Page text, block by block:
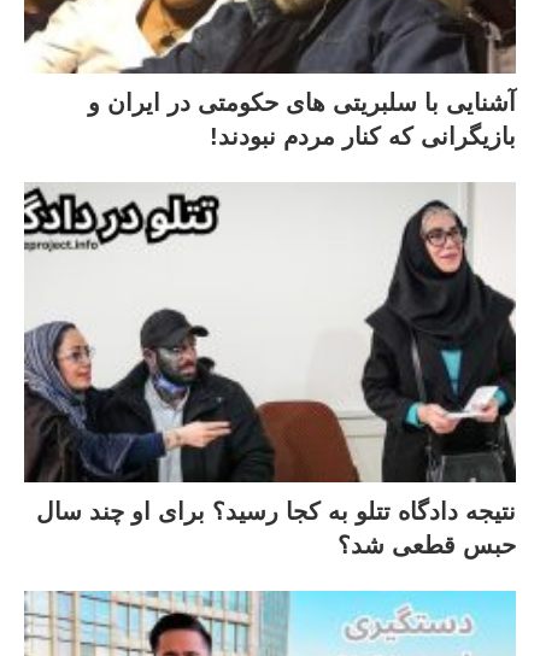
آشنایی با سلبریتی های حکومتی در ایران و
بازیگرانی که کنار مردم نبودند!
نتیجه دادگاه تتلو به کجا رسید؟ برای او چند سال
حبس قطعی شد؟